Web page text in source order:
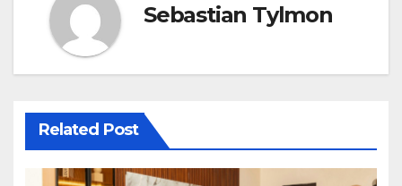
Sebastian Tylmon
Related Post